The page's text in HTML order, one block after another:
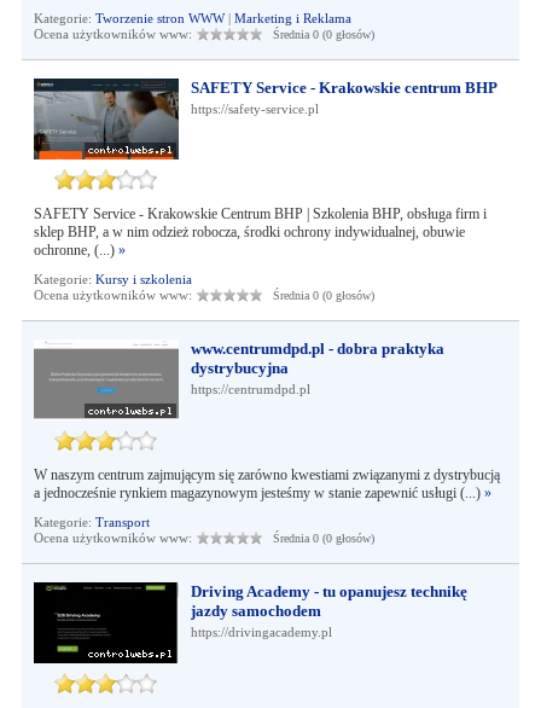
Kategorie: Tworzenie stron WWW| Marketing i Reklama
Ocena użytkowników www:
Średnia 0 (0 głosów)
SAFETY Service - Krakowskie centrum BHP
https://safety-service.pl
SAFETY Service - Krakowskie Centrum BHP | Szkolenia BHP, obsługa firm i
sklep BHP, a w nim odzież robocza, środki ochrony indywidualnej, obuwie
ochronne, (...) »
Kategorie: Kursy i szkolenia
Ocena użytkowników www:
Średnia 0 (0 głosów)
www.centrumdpd.pl - dobra praktyka
dystrybucyjna
https://centrumdpd.pl
W naszym centrum zajmującym się zarówno kwestiami związanymi z dystrybucją
a jednocześnie rynkiem magazynowym jesteśmy w stanie zapewnić usługi (...) »
Kategorie: Transport
Ocena użytkowników www:
Średnia 0 (0 głosów)
Driving Academy - tu opanujesz technikę
jazdy samochodem
https://drivingacademy.pl